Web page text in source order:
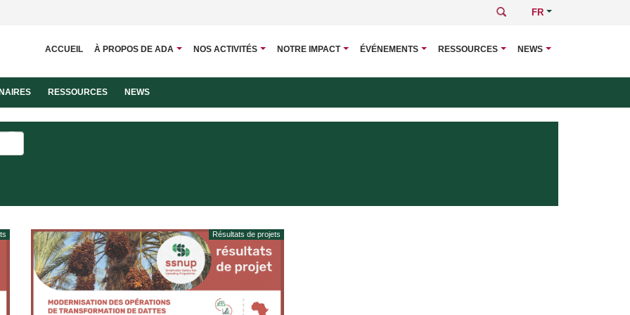
Rechercher
Select
ACCUEIL À PROPOS DE ADA NOS ACTIVITÉS NOTRE IMPACT ÉVÉNEMENTS RESSOURCES NEWS
RESSOURCES NEWS
Résultats de projets